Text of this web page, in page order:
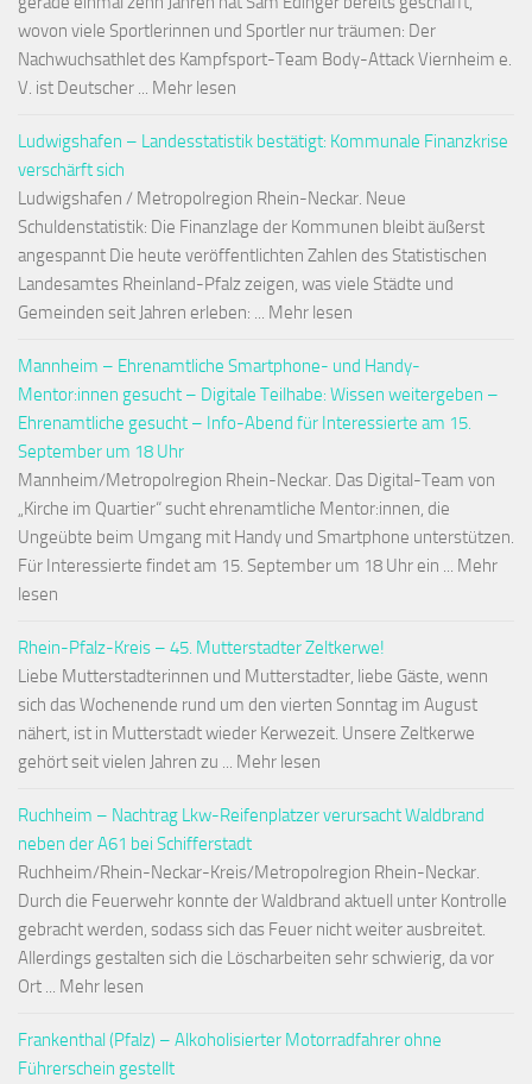
wovon viele Sportlerinnen und Sportler nur träumen: Der
Nachwuchsathlet des Kampfsport-Team Body-Attack Viernheim e.
V. ist Deutscher ... Mehr lesen
Ludwigshafen – Landesstatistik bestätigt: Kommunale Finanzkrise
verschärft sich
Ludwigshafen / Metropolregion Rhein-Neckar. Neue
Schuldenstatistik: Die Finanzlage der Kommunen bleibt äußerst
angespannt Die heute veröffentlichten Zahlen des Statistischen
Landesamtes Rheinland-Pfalz zeigen, was viele Städte und
Gemeinden seit Jahren erleben: ... Mehr lesen
Mannheim – Ehrenamtliche Smartphone- und Handy-
Mentor:innen gesucht – Digitale Teilhabe: Wissen weitergeben –
Ehrenamtliche gesucht – Info-Abend für Interessierte am 15.
September um 18 Uhr
Mannheim/Metropolregion Rhein-Neckar. Das Digital-Team von
„Kirche im Quartier“ sucht ehrenamtliche Mentor:innen, die
Ungeübte beim Umgang mit Handy und Smartphone unterstützen.
Für Interessierte findet am 15. September um 18 Uhr ein ... Mehr
lesen
Rhein-Pfalz-Kreis – 45. Mutterstadter Zeltkerwe!
Liebe Mutterstadterinnen und Mutterstadter, liebe Gäste, wenn
sich das Wochenende rund um den vierten Sonntag im August
nähert, ist in Mutterstadt wieder Kerwezeit. Unsere Zeltkerwe
gehört seit vielen Jahren zu ... Mehr lesen
Ruchheim – Nachtrag Lkw-Reifenplatzer verursacht Waldbrand
neben der A61 bei Schifferstadt
Ruchheim/Rhein-Neckar-Kreis/Metropolregion Rhein-Neckar.
Durch die Feuerwehr konnte der Waldbrand aktuell unter Kontrolle
gebracht werden, sodass sich das Feuer nicht weiter ausbreitet.
Allerdings gestalten sich die Löscharbeiten sehr schwierig, da vor
Ort ... Mehr lesen
Frankenthal (Pfalz) – Alkoholisierter Motorradfahrer ohne
Führerschein gestellt